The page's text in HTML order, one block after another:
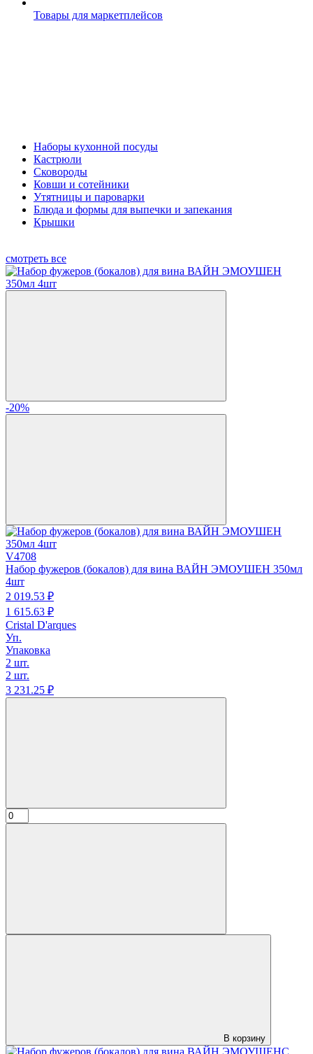
Товары для маркетплейсов
Наборы кухонной посуды
Кастрюли
Сковороды
Ковши и сотейники
Утятницы и пароварки
Блюда и формы для выпечки и запекания
Крышки
смотреть все
-20%
V4708
Набор фужеров (бокалов) для вина ВАЙН ЭМОУШЕН 350мл
4шт
2 019.53 ₽
1 615.63 ₽
Cristal D'arques
Уп.
Упаковка
2 шт.
2 шт.
3 231.25 ₽
В корзину